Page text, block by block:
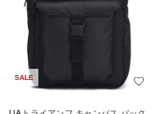
SALE